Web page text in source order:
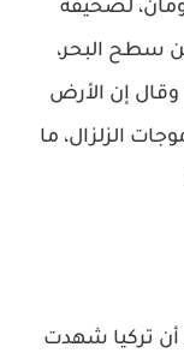
لصحيفة
سطح البحر،
إن الأرض
الزلزال، ما
أن تركيا شهدت